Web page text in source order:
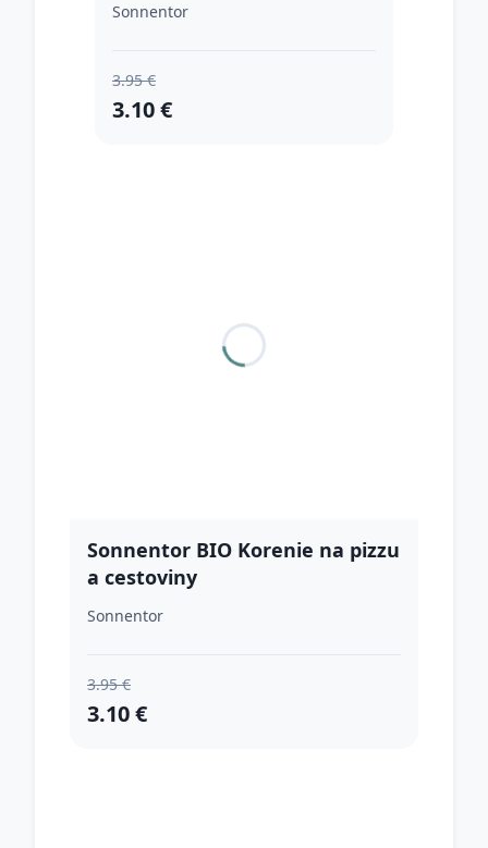
Sonnentor
3.95 €
3.10 €
Sonnentor BIO Korenie na pizzu
a cestoviny
Sonnentor
3.95 €
3.10 €